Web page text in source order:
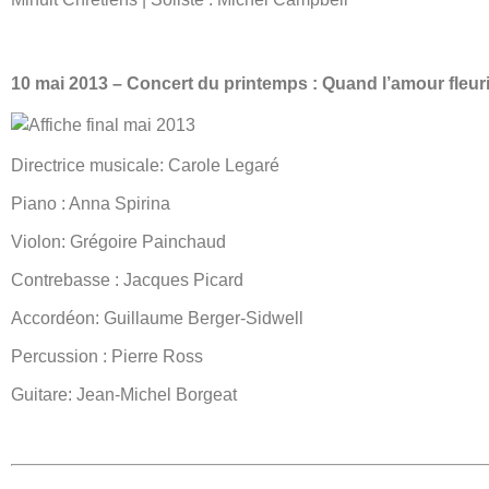
10 mai 2013 – Concert du printemps : Quand l’amour
Directrice musicale: Carole Legaré
Piano : Anna Spirina
Violon: Grégoire Painchaud
Contrebasse : Jacques Picard
Accordéon: Guillaume Berger-Sidwell
Percussion : Pierre Ross
Guitare: Jean-Michel Borgeat